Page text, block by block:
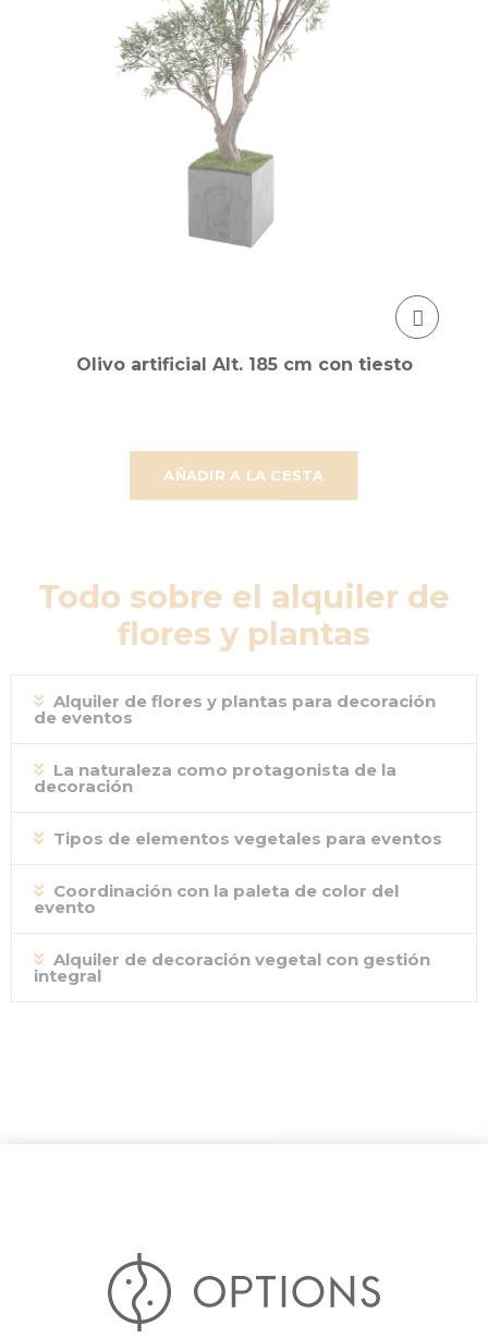
AÑADIR A LA CESTA
Olivo artificial Alt. 185 cm con tiesto
Todo sobre el alquiler de
flores y plantas
Alquiler de flores y plantas para decoración
de eventos
La naturaleza como protagonista de la
decoración
Tipos de elementos vegetales para eventos
Coordinación con la paleta de color del
evento
Alquiler de decoración vegetal con gestión
integral